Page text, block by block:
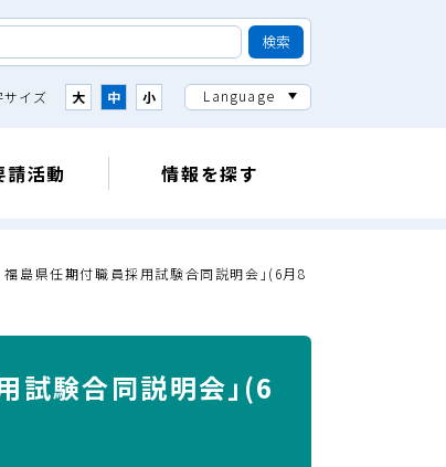
サイズ 大 中 小 Language
請活動 情報を探す
福島県任期付職員採用試験合同説明会｣(6月8
試験合同説明会｣(6